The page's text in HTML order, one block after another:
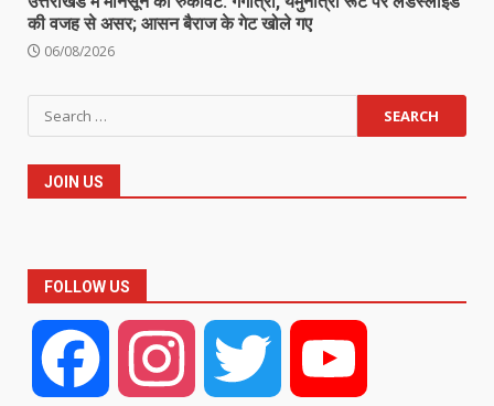
की वजह से असर; आसन बैराज के गेट खोले गए
06/08/2026
Search
for:
JOIN US
FOLLOW US
Facebook Instagram Twitter